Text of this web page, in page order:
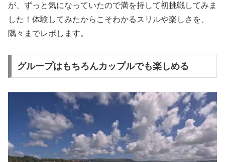
が、ずっと気になっていたので満を持して初挑戦してみま
した！体験してみたからこそわかるスリルや楽しさを、
隅々までレポします。
グループはもちろんカップルでも楽しめる